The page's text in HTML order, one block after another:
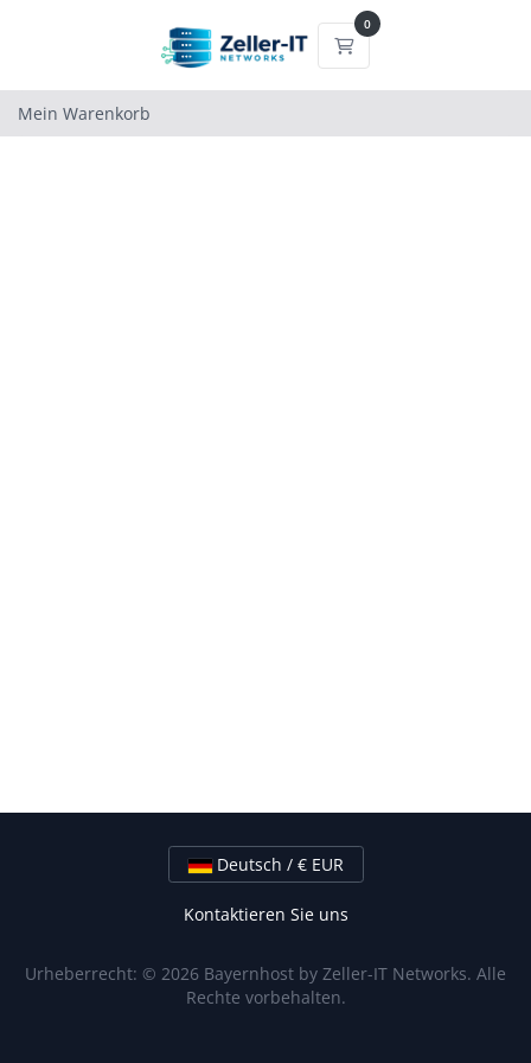
0
Mein Warenkorb
Mein Warenkorb
Deutsch / € EUR
Kontaktieren Sie uns
Urheberrecht: © 2026 Bayernhost by Zeller-IT Networks. Alle
Rechte vorbehalten.